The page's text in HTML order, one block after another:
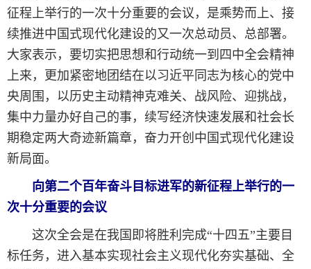
征程上举行的一次十分重要的会议，是乘势而上、接
续推进中国式现代化建设的又一次总动员、总部署。
大家表示，要切实把思想和行动统一到四中全会精神
上来，更加紧密地团结在以习近平同志为核心的党中
央周围，以历史主动精神克难关、战风险、迎挑战，
集中力量办好自己的事，续写经济快速发展和社会长
期稳定两大奇迹新篇章，奋力开创中国式现代化建设
新局面。
向第二个百年奋斗目标进军的新征程上举行的一
次十分重要的会议
这次全会是在我国即将胜利完成“十四五”主要目
标任务，进入基本实现社会主义现代化夯实基础、全